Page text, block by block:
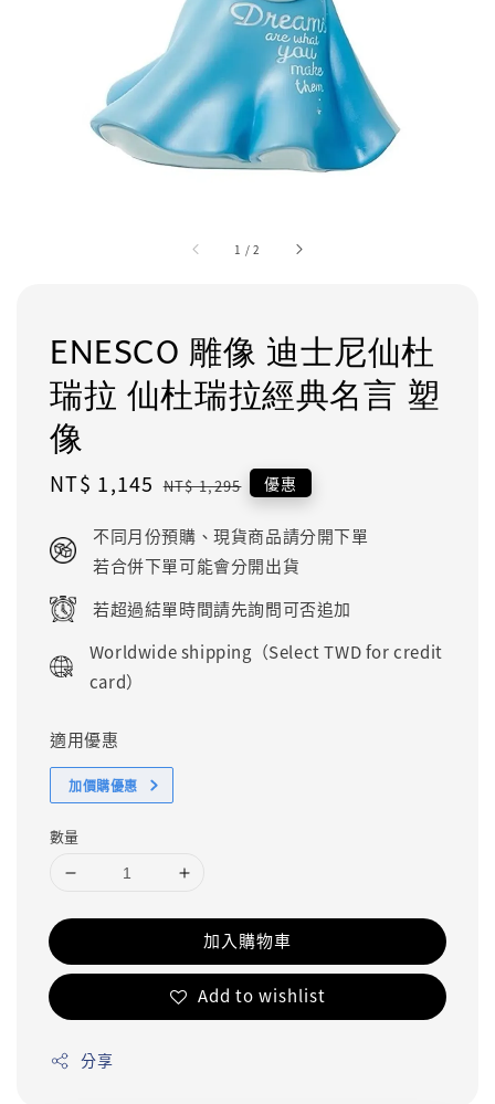
1 /2
ENESCO 雕像 迪士尼仙杜
瑞拉 仙杜瑞拉經典名言 塑
像
Sale
NT$ 1,145 Regular
NT$ 1,295 優惠
不同月份預購、現貨商品請分開下單
若合併下單可能會分開出貨
若超過結單時間請先詢問可否追加
Worldwide shipping（Select TWD for credit
card）
適用優惠
加價購優惠
數量
加入購物車
Add to wishlist
分享